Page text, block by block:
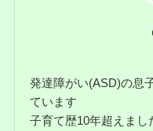
発達障がい(ASD)の息
ています
子育て歴10年超えまし